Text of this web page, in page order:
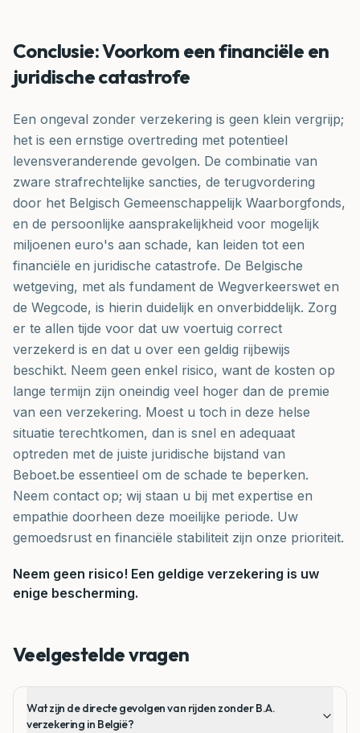
Conclusie: Voorkom een financiële en
juridische catastrofe
Een ongeval zonder verzekering is geen klein vergrijp;
het is een ernstige overtreding met potentieel
levensveranderende gevolgen. De combinatie van
zware strafrechtelijke sancties, de terugvordering
door het Belgisch Gemeenschappelijk Waarborgfonds,
en de persoonlijke aansprakelijkheid voor mogelijk
miljoenen euro's aan schade, kan leiden tot een
financiële en juridische catastrofe. De Belgische
wetgeving, met als fundament de Wegverkeerswet en
de Wegcode, is hierin duidelijk en onverbiddelijk. Zorg
er te allen tijde voor dat uw voertuig correct
verzekerd is en dat u over een geldig rijbewijs
beschikt. Neem geen enkel risico, want de kosten op
lange termijn zijn oneindig veel hoger dan de premie
van een verzekering. Moest u toch in deze helse
situatie terechtkomen, dan is snel en adequaat
optreden met de juiste juridische bijstand van
Beboet.be essentieel om de schade te beperken.
Neem contact op; wij staan u bij met expertise en
empathie doorheen deze moeilijke periode. Uw
gemoedsrust en financiële stabiliteit zijn onze prioriteit.
Neem geen risico! Een geldige verzekering is uw
enige bescherming.
Veelgestelde vragen
Wat zijn de directe gevolgen van rijden zonder B.A.
verzekering in België?